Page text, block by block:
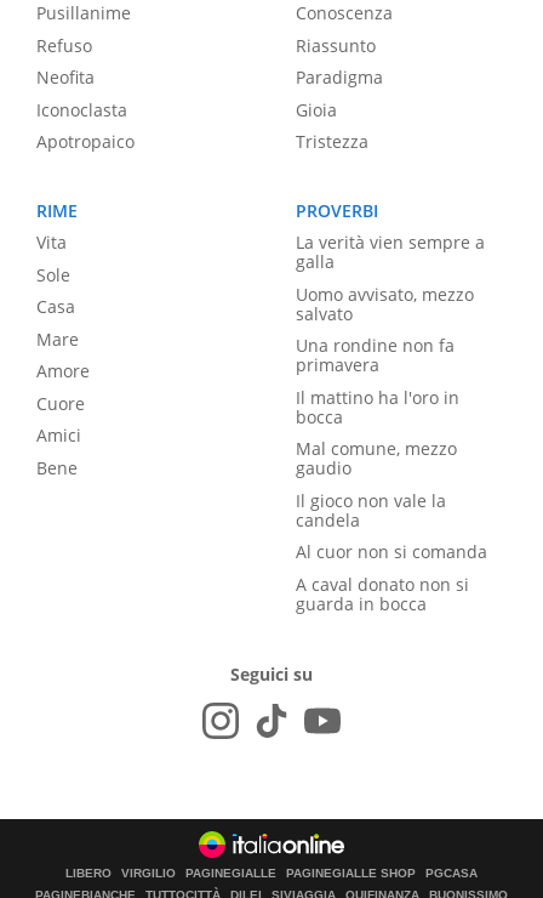
Pusillanime
Refuso
Neofita
Iconoclasta
Apotropaico
Conoscenza
Riassunto
Paradigma
Gioia
Tristezza
RIME
Vita
Sole
Casa
Mare
Amore
Cuore
Amici
Bene
PROVERBI
La verità vien sempre a
galla
Uomo avvisato, mezzo
salvato
Una rondine non fa
primavera
Il mattino ha l'oro in
bocca
Mal comune, mezzo
gaudio
Il gioco non vale la
candela
Al cuor non si comanda
A caval donato non si
guarda in bocca
Seguici su
LIBERO VIRGILIO PAGINEGIALLE PAGINEGIALLE SHOP
PGCASA